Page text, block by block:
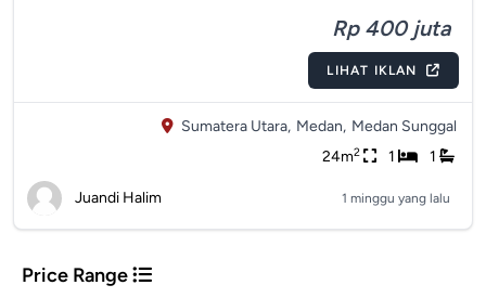
Rp 400 juta
LIHAT IKLAN
Sumatera Utara, Medan, Medan Sunggal
24m2 1 1
Juandi Halim 1 minggu yang lalu
Price Range